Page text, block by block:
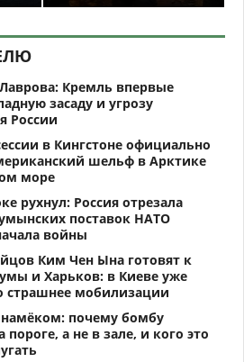
Кремль впервые
засаду и угрозу
России
в Кингстоне официально
шельф в Арктике
море
рухнул: Россия отрезала
поставок НАТО
войны
Ким Чен Ына готовят к
и Харьков: в Киеве уже
страшнее мобилизации
почему бомбу
пороге, а не в зале, и кого это